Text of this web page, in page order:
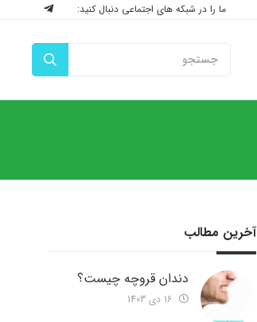
ما را در شبکه های اجتماعی دنبال کنید:
آخرین مطالب
دندان قروچه چیست؟